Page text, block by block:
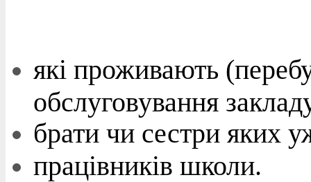
які проживають
обслуговування
брати чи сестри яких
працівників школи.